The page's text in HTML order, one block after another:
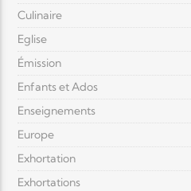
Culinaire
Eglise
Émission
Enfants et Ados
Enseignements
Europe
Exhortation
Exhortations